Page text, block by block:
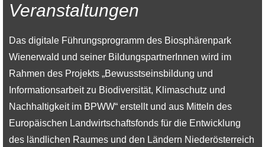
Veranstaltungen
Das digitale Führungsprogramm des Biosphärenpark
Wienerwald und seiner BildungspartnerInnen wird im
Rahmen des Projekts „Bewusstseinsbildung und
Informationsarbeit zu Biodiversität, Klimaschutz und
Nachhaltigkeit im BPWW“ erstellt und aus Mitteln des
Europäischen Landwirtschaftsfonds für die Entwicklung
des ländlichen Raumes und den Ländern Niederösterreich